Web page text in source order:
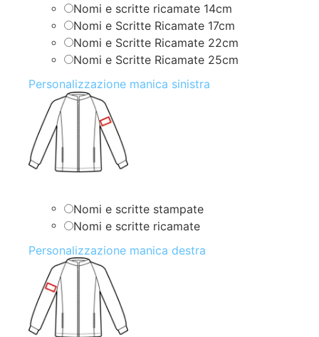
Nomi e scritte ricamate 14cm
Nomi e Scritte Ricamate 17cm
Nomi e Scritte Ricamate 22cm
Nomi e Scritte Ricamate 25cm
Personalizzazione manica sinistra
Nomi e scritte stampate
Nomi e scritte ricamate
Personalizzazione manica destra